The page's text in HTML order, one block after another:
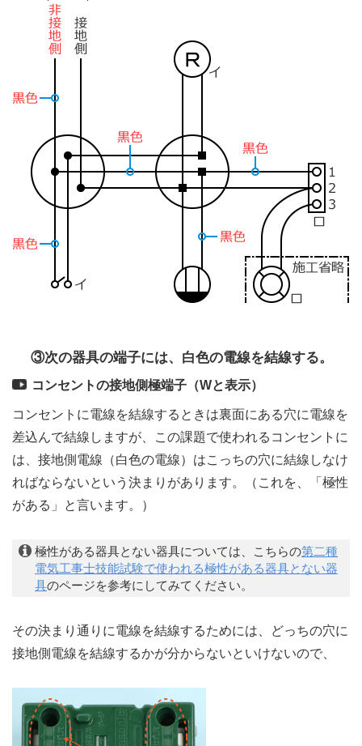
③次の器具の端子には、白色の電線を結線する。
コンセントの接地側極端子（Wと表示）
コンセントに電線を結線するときは裏面にある穴に電線を
差込んで結線しますが、この課題で使われるコンセントに
は、接地側電線（白色の電線）はこっちの穴に結線しなけ
ればならないという決まりがあります。（これを、「極性
がある」と言います。）
極性がある器具とない器具については、こちらの第二種
電気工事士技能試験で使われる極性がある器具とない器
具のページを参考にしてみてください。
その決まり通りに電線を結線するためには、どっちの穴に
接地側電線を結線するかが分からないといけないので、